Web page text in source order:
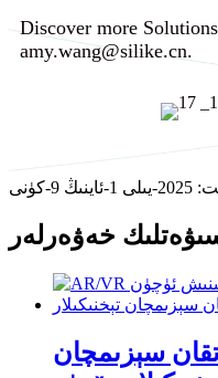
Discover more
amy.wang@silike.cn.
كۈنى
خەۋەرلەر
سېزىمچان